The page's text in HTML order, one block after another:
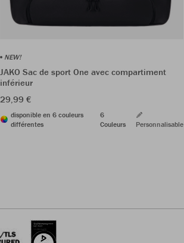
NEW!
JAKO Sac de sport One avec compartiment
inférieur
29,99 €
disponible en 6 couleurs
différentes
6
Couleurs
Personnalisable